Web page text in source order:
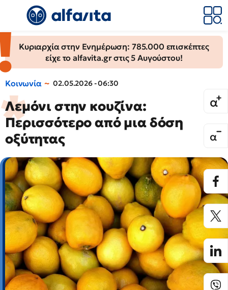
Κυριαρχία στην Ενημέρωση: 785.000 επισκέπτες
είχε το alfavita.gr στις 5 Αυγούστου!
Κοινωνία 02.05.2026 - 06:30
Λεμόνι στην κουζίνα:
Περισσότερο από μια δόση
οξύτητας